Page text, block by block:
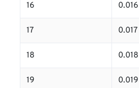
16 0.016
17 0.017
18 0.018
19 0.019